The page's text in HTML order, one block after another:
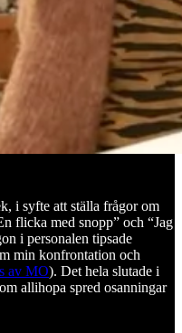
i syfte att ställa frågor om
flicka med snopp” och “Jag
i personalen tipsade
min konfrontation och
av MO). Det hela slutade i
allihopa spred osanningar